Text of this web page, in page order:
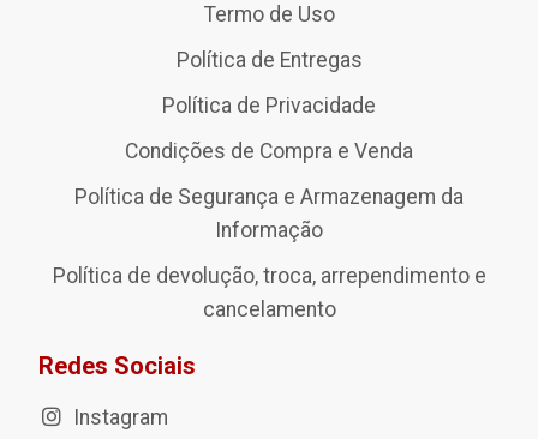
Termo de Uso
Política de Entregas
Política de Privacidade
Condições de Compra e Venda
Política de Segurança e Armazenagem da
Informação
Política de devolução, troca, arrependimento e
cancelamento
Redes Sociais
Instagram